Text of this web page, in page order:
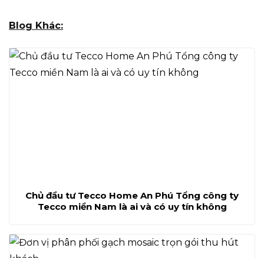
Blog Khác:
Chủ đầu tư Tecco Home An Phú Tổng công ty
Tecco miền Nam là ai và có uy tín không